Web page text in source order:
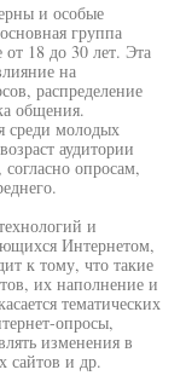
и особые
группа
от 18 до 30 лет. Эта
на
распределение
общения.
среди молодых
аудитории
согласно опросам,
и
Интернетом,
к тому, что такие
их наполнение и
тематических
опросы,
изменения в
сайтов и др.